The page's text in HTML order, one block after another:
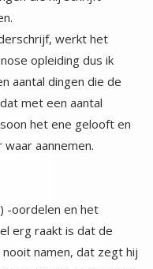
werkt het
opleiding dus ik
dingen die de
met een aantal
het ene gelooft en
aannemen.
-oordelen en het
erg raakt is dat de
namen, dat zegt hij
die bijna iedereen
mensen naar
berichten waar zo
veroordeeld
lees dan de stukjes
over mij gaan en
ik het fout? Ben
Volg ik het
werd er dusdanig
dat ik niet meer in